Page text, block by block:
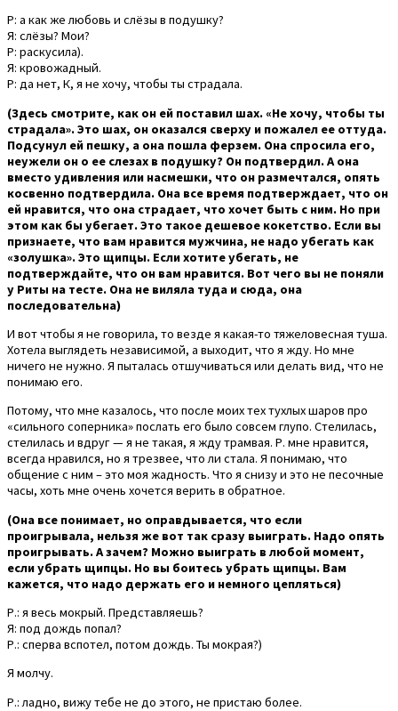
Р: а как же любовь и слёзы в подушку?
Я: слёзы? Мои?
Р: раскусила).
Я: кровожадный.
Р: да нет, К, я не хочу, чтобы ты страдала.
(Здесь смотрите, как он ей поставил шах. «Не хочу, чтобы ты
страдала». Это шах, он оказался сверху и пожалел ее оттуда.
Подсунул ей пешку, а она пошла ферзем. Она спросила его,
неужели он о ее слезах в подушку? Он подтвердил. А она
вместо удивления или насмешки, что он размечтался, опять
косвенно подтвердила. Она все время подтверждает, что он
ей нравится, что она страдает, что хочет быть с ним. Но при
этом как бы убегает. Это такое дешевое кокетство. Если вы
признаете, что вам нравится мужчина, не надо убегать как
«золушка». Это щипцы. Если хотите убегать, не
подтверждайте, что он вам нравится. Вот чего вы не поняли
у Риты на тесте. Она не виляла туда и сюда, она
последовательна)
И вот чтобы я не говорила, то везде я какая-то тяжеловесная туша.
Хотела выглядеть независимой, а выходит, что я жду. Но мне
ничего не нужно. Я пыталась отшучиваться или делать вид, что не
понимаю его.
Потому, что мне казалось, что после моих тех тухлых шаров про
«сильного соперника» послать его было совсем глупо. Стелилась,
стелилась и вдруг — я не такая, я жду трамвая. Р. мне нравится,
всегда нравился, но я трезвее, что ли стала. Я понимаю, что
общение с ним – это моя жадность. Что я снизу и это не песочные
часы, хоть мне очень хочется верить в обратное.
(Она все понимает, но оправдывается, что если
проигрывала, нельзя же вот так сразу выиграть. Надо опять
проигрывать. А зачем? Можно выиграть в любой момент,
если убрать щипцы. Но вы боитесь убрать щипцы. Вам
кажется, что надо держать его и немного цепляться)
Р.: я весь мокрый. Представляешь?
Я: под дождь попал?
Р.: сперва вспотел, потом дождь. Ты мокрая?)
Я молчу.
Р.: ладно, вижу тебе не до этого, не пристаю более.